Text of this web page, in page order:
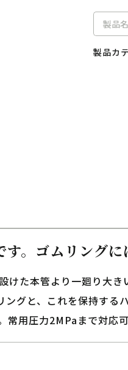
製品カ
。ゴムリングに
けた本管より一廻り大
グと、これを保持す
用圧力2MPaまで対応